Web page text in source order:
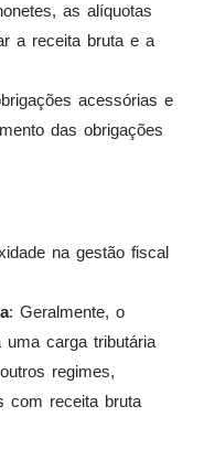
as alíquotas
a receita bruta e a
acessórias e
das obrigações
na gestão fiscal
: Geralmente, o
uma carga tributária
regimes,
com receita bruta